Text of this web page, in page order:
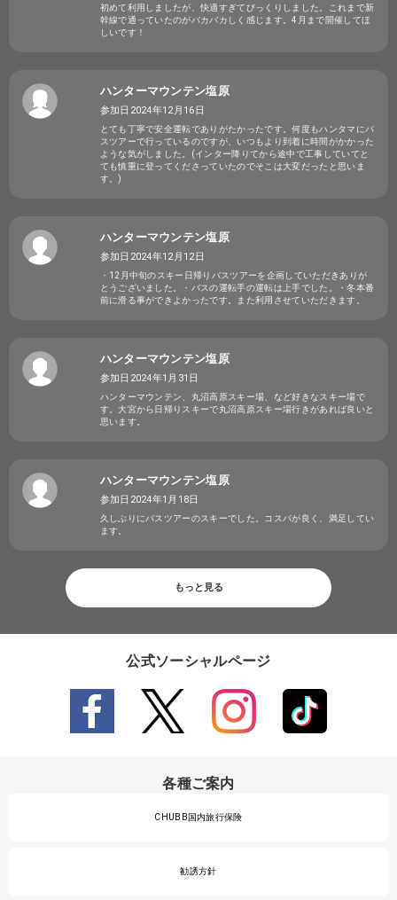
初めて利用しましたが、快適すぎてびっくりしました。これまで新
幹線で通っていたのがバカバカしく感じます。4月まで開催してほ
しいです！
ハンターマウンテン塩原
参加日2024年12月16日
とても丁寧で安全運転でありがたかったです。何度もハンタマにバ
スツアーで行っているのですが、いつもより到着に時間がかかった
ような気がしました。(インター降りてから途中で工事していてと
ても慎重に登ってくださっていたのでそこは大変だったと思いま
す。)
ハンターマウンテン塩原
参加日2024年12月12日
・12月中旬のスキー日帰りバスツアーを企画していただきありが
とうございました。・バスの運転手の運転は上手でした。・冬本番
前に滑る事ができよかったです。また利用させていただきます。
ハンターマウンテン塩原
参加日2024年1月31日
ハンターマウンテン、丸沼高原スキー場、など好きなスキー場で
す。大宮から日帰りスキーで丸沼高原スキー場行きがあれば良いと
思います。
ハンターマウンテン塩原
参加日2024年1月18日
久しぶりにバスツアーのスキーでした。コスパが良く、満足してい
ます。
もっと見る
公式ソーシャルページ
各種ご案内
CHUBB国内旅行保険
勧誘方針